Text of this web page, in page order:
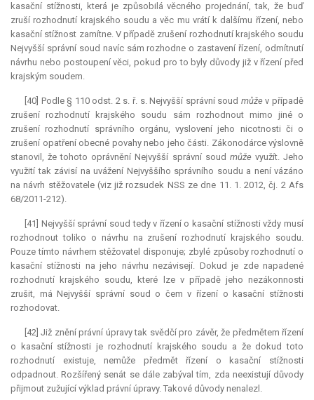
kasační stížnosti, která je způsobilá věcného projednání, tak, že buď
zruší rozhodnutí krajského soudu a věc mu vrátí k dalšímu řízení, nebo
kasační stížnost zamítne. V případě zrušení rozhodnutí krajského soudu
Nejvyšší správní soud navíc sám rozhodne o zastavení řízení, odmítnutí
návrhu nebo postoupení věci, pokud pro to byly důvody již v řízení před
krajským soudem.
[40] Podle § 110 odst. 2 s. ř. s. Nejvyšší správní soud můžev případě
zrušení rozhodnutí krajského soudu sám rozhodnout mimo jiné o
zrušení rozhodnutí správního orgánu, vyslovení jeho nicotnosti či o
zrušení opatření obecné povahy nebo jeho části. Zákonodárce výslovně
stanovil, že tohoto oprávnění Nejvyšší správní soud můževyužít. Jeho
využití tak závisí na uvážení Nejvyššího správního soudu a není vázáno
na návrh stěžovatele (viz již rozsudek NSS ze dne 11. 1. 2012, čj. 2 Afs
68/2011-212).
[41] Nejvyšší správní soud tedy v řízení o kasační stížnosti vždy musí
rozhodnout toliko o návrhu na zrušení rozhodnutí krajského soudu.
Pouze tímto návrhem stěžovatel disponuje; zbylé způsoby rozhodnutí o
kasační stížnosti na jeho návrhu nezávisejí. Dokud je zde napadené
rozhodnutí krajského soudu, které lze v případě jeho nezákonnosti
zrušit, má Nejvyšší správní soud o čem v řízení o kasační stížnosti
rozhodovat.
[42] Již znění právní úpravy tak svědčí pro závěr, že předmětem řízení
o kasační stížnosti je rozhodnutí krajského soudu a že dokud toto
rozhodnutí existuje, nemůže předmět řízení o kasační stížnosti
odpadnout. Rozšířený senát se dále zabýval tím, zda neexistují důvody
přijmout zužující výklad právní úpravy. Takové důvody nenalezl.